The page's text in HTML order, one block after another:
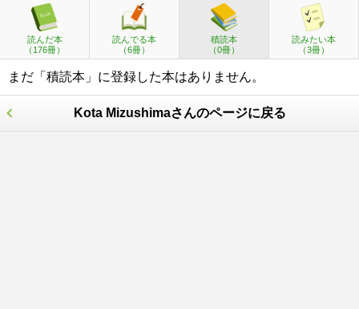
読んだ本
（176冊）
読んでる本
（6冊）
積読本
（0冊）
読みたい本
（3冊）
まだ「積読本」に登録した本はありません。
Kota Mizushimaさんのページに戻る